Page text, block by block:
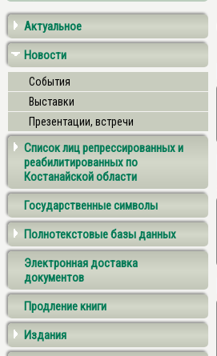
Актуальное
Новости
События
Выставки
Презентации, встречи
Список лиц репрессированных и
реабилитированных по
Костанайской области
Государственные символы
Полнотекстовые базы данных
Электронная доставка
документов
Продление книги
Издания